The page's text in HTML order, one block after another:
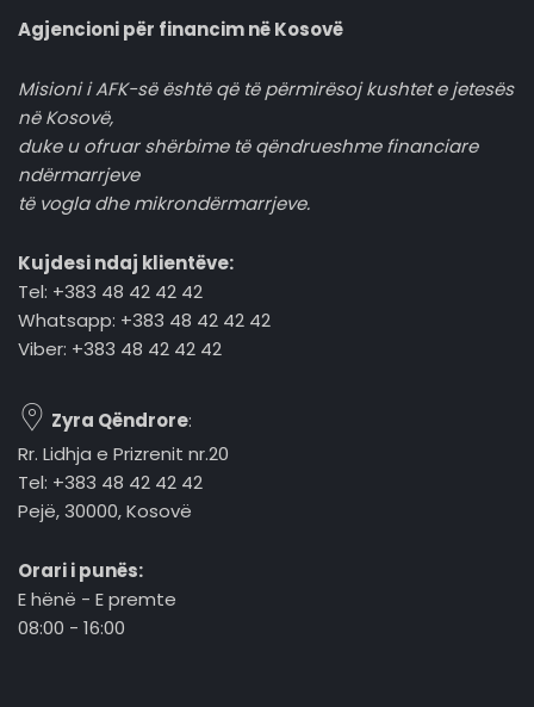
Agjencioni për financim në Kosovë
Misioni i AFK-së është që të përmirësoj kushtet e jetesës
në Kosovë,
duke u ofruar shërbime të qëndrueshme financiare
ndërmarrjeve
të vogla dhe mikrondërmarrjeve.
Kujdesi ndaj klientëve:
Tel: +383 48 42 42 42
Whatsapp: +383 48 42 42 42
Viber: +383 48 42 42 42
Zyra Qëndrore:
Rr. Lidhja e Prizrenit nr.20
Tel: +383 48 42 42 42
Pejë, 30000, Kosovë
Orari i punës:
E hënë - E premte
08:00 - 16:00